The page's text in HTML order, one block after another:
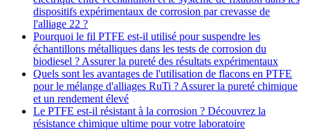
dispositifs expérimentaux de corrosion par crevasse de
l'alliage 22 ?
Pourquoi le fil PTFE est-il utilisé pour suspendre les
échantillons métalliques dans les tests de corrosion du
biodiesel ? Assurer la pureté des résultats expérimentaux
Quels sont les avantages de l'utilisation de flacons en PTFE
pour le mélange d'alliages RuTi ? Assurer la pureté chimique
et un rendement élevé
Le PTFE est-il résistant à la corrosion ? Découvrez la
résistance chimique ultime pour votre laboratoire